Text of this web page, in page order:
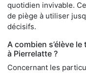
quotidien invivable.
de piège à utiliser
décisifs.
A combien s’élève
à Pierrelatte ?
Concernant les